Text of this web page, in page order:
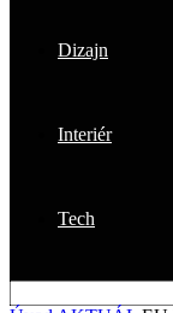
Dizajn
Interiér
Tech